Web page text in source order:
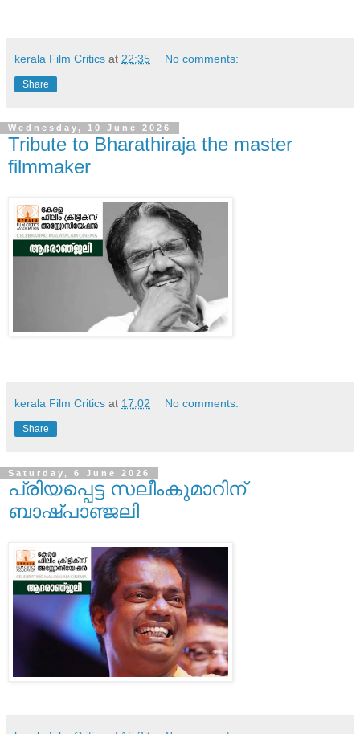
kerala Film Critics at 22:35 No comments:
Share
Wednesday, 10 June 2026
Tribute to Bharathiraja the master
filmmaker
kerala Film Critics at 17:02 No comments:
Share
Saturday, 6 June 2026
പ്രിയപ്പെട്ട സലീംകുമാറിന്
ബാഷ്പാഞ്ജലി